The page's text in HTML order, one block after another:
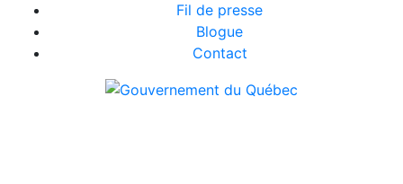
Fil de presse
Blogue
Contact